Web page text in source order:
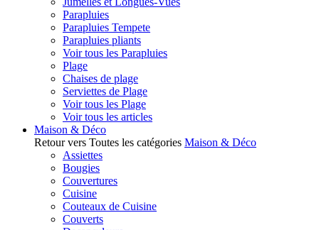
Parapluies
Parapluies Tempete
Parapluies pliants
Voir tous les Parapluies
Plage
Chaises de plage
Serviettes de Plage
Voir tous les Plage
Voir tous les articles
Maison & Déco
Retour vers Toutes les catégories Maison & Déco
Assiettes
Bougies
Couvertures
Cuisine
Couteaux de Cuisine
Couverts